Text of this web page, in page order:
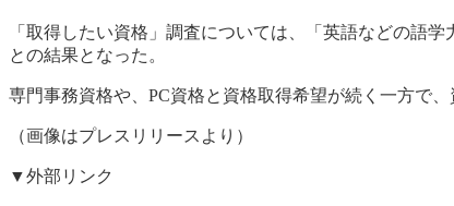
「取得したい資格」調査については、「英語などの語
との結果となった。
専門事務資格や、PC資格と資格取得希望が続く一方で
（画像はプレスリリースより）
▼外部リンク